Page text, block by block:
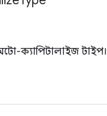
ক্যাপিটালাইজ টাইপ।